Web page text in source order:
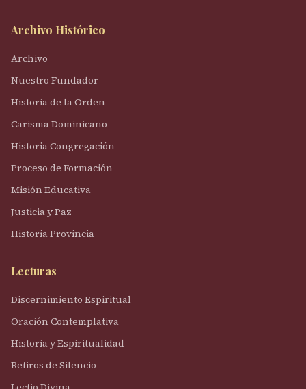
Archivo Histórico
Archivo
Nuestro Fundador
Historia de la Orden
Carisma Dominicano
Historia Congregación
Proceso de Formación
Misión Educativa
Justicia y Paz
Historia Provincia
Lecturas
Discernimiento Espiritual
Oración Contemplativa
Historia y Espiritualidad
Retiros de Silencio